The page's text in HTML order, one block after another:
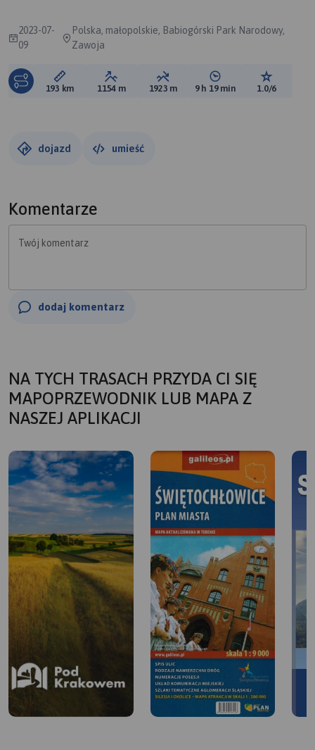
2023-07-
09
Polska, małopolskie, Babiogórski Park Narodowy,
Zawoja
Długość trasy:
193 km Suma przewyższeń:
1154 m Suma spadków:
1923 m Średni czas potrzebny
9 h 19 min Ocena
1.0/6
dojazd umieść
Komentarze
Twój komentarz
dodaj komentarz
NA TYCH TRASACH PRZYDA CI SIĘ
MAPOPRZEWODNIK LUB MAPA Z
NASZEJ APLIKACJI